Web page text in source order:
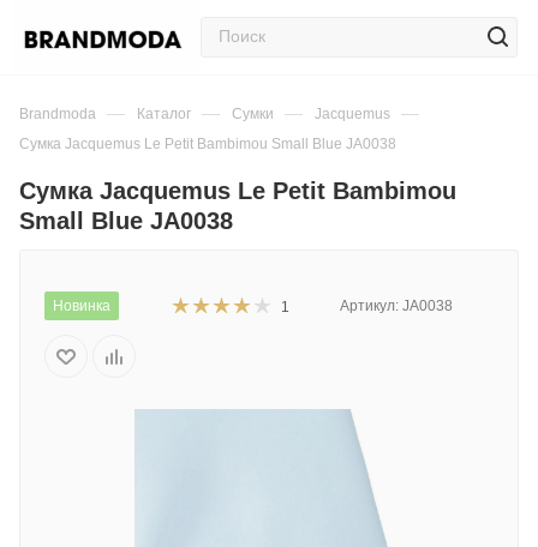
Brandmoda — Каталог — Сумки — Jacquemus —
Сумка Jacquemus Le Petit Bambimou Small Blue JA0038
Сумка Jacquemus Le Petit Bambimou
Small Blue JA0038
Новинка 1 Артикул: JA0038